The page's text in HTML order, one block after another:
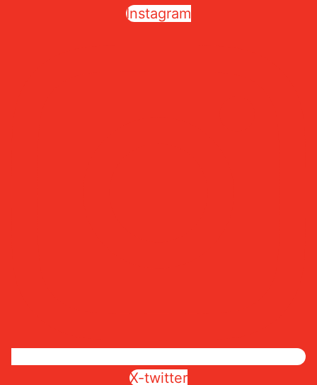
Instagram
X-twitter